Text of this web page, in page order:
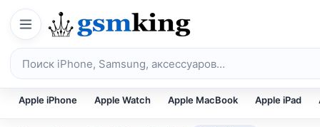
Перейти к содержимому
Поиск по каталогу
Apple iPhone Apple Watch Apple MacBook Apple iPad